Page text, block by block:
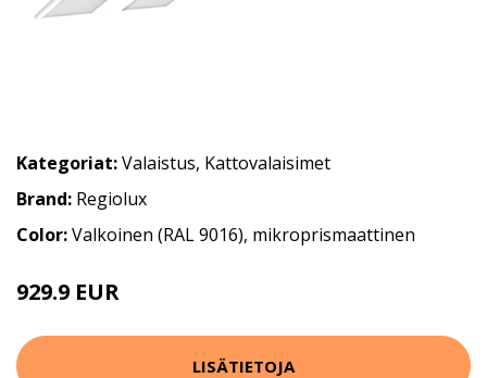
Kategoriat:Valaistus, Kattovalaisimet
Brand: Regiolux
Color:Valkoinen (RAL 9016), mikroprismaattinen
929.9 EUR
LISÄTIETOJA